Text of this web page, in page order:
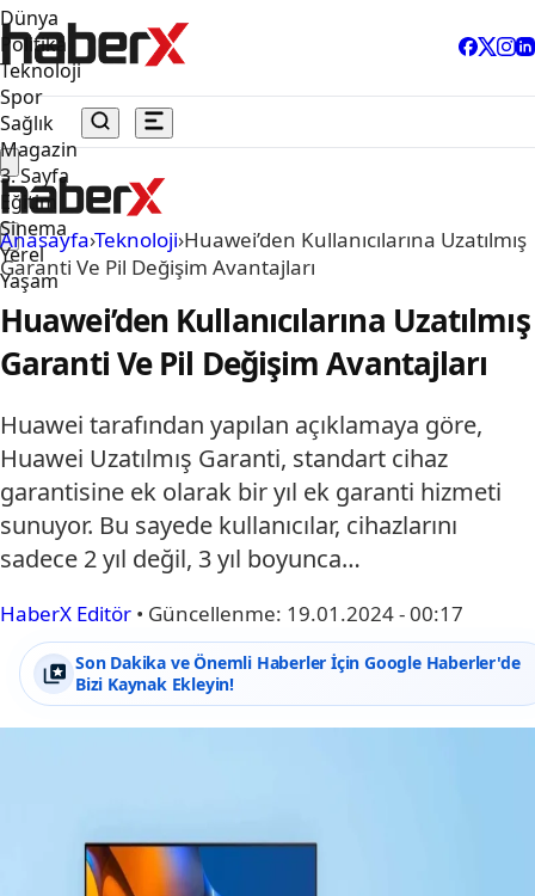
Dünya
Politika
Teknoloji
Spor
Sağlık
Magazin
3. Sayfa
Eğitim
Sinema
Yerel
Yaşam
Anasayfa›Teknoloji›Huawei’den Kullanıcılarına Uzatılmış
Garanti Ve Pil Değişim Avantajları
Huawei’den Kullanıcılarına Uzatılmış
Garanti Ve Pil Değişim Avantajları
Huawei tarafından yapılan açıklamaya göre,
Huawei Uzatılmış Garanti, standart cihaz
garantisine ek olarak bir yıl ek garanti hizmeti
sunuyor. Bu sayede kullanıcılar, cihazlarını
sadece 2 yıl değil, 3 yıl boyunca…
HaberX Editör • Güncellenme: 19.01.2024 - 00:17
Son Dakika ve Önemli Haberler İçin Google Haberler'de
Bizi Kaynak Ekleyin!